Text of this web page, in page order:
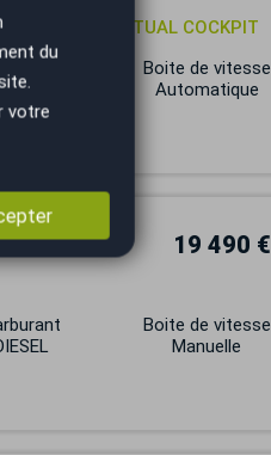
LINE / VIRTUAL COCKPIT
Boite de vitesse
Automatique
19 490 €
Boite de vitesse
Manuelle
du
votre